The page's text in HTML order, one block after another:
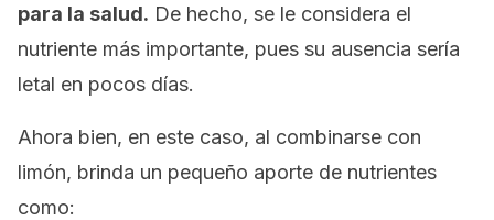
para la salud. De hecho, se le considera el
nutriente más importante, pues su ausencia sería
letal en pocos días.
Ahora bien, en este caso, al combinarse con
limón, brinda un pequeño aporte de nutrientes
como: